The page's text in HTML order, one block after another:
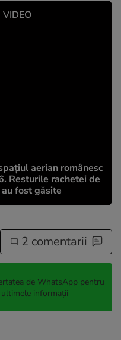
aerian românesc
Resturile rachetei de
fost găsite
2 comentarii
de WhatsApp pentru
informații